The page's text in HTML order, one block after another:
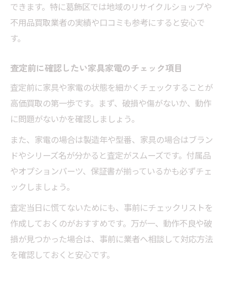
できます。特に葛飾区では地域のリサイクルショップや
不用品買取業者の実績や口コミも参考にすると安心で
す。
査定前に確認したい家具家電のチェック項目
査定前に家具や家電の状態を細かくチェックすることが
高価買取の第一歩です。まず、破損や傷がないか、動作
に問題がないかを確認しましょう。
また、家電の場合は製造年や型番、家具の場合はブラン
ドやシリーズ名が分かると査定がスムーズです。付属品
やオプションパーツ、保証書が揃っているかも必ずチェ
ックしましょう。
査定当日に慌てないためにも、事前にチェックリストを
作成しておくのがおすすめです。万が一、動作不良や破
損が見つかった場合は、事前に業者へ相談して対応方法
を確認しておくと安心です。